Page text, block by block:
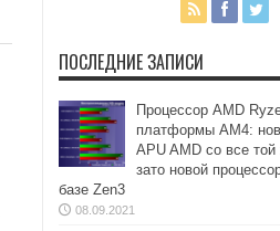
ПОСЛЕДНИЕ ЗАПИСИ
Процессор AMD
платформы АМ4:
APU AMD со все
зато новой
базе Zen3
08.09.2021